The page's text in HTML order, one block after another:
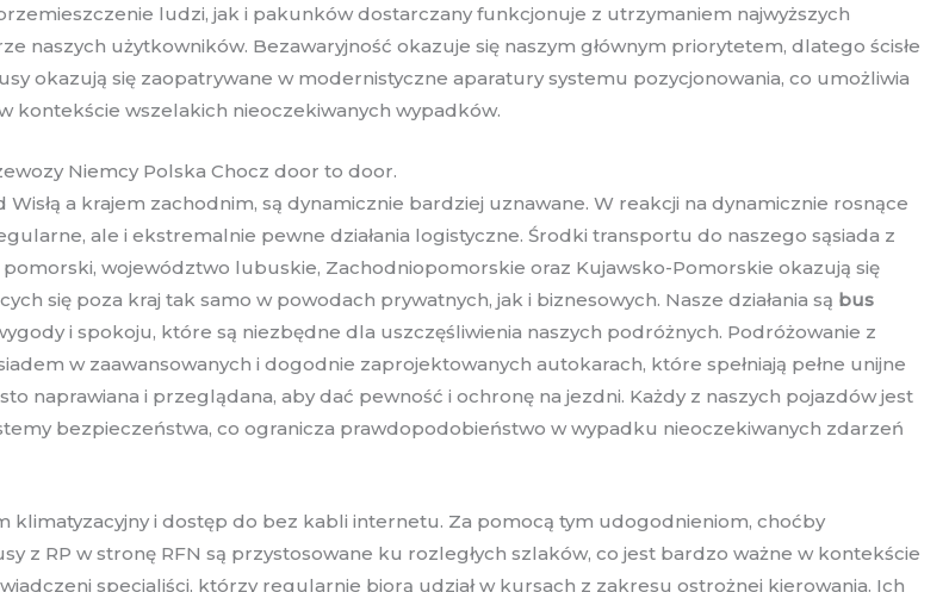
ludzi, jak i pakunków dostarczany funkcjonuje z utrzymaniem najwyższych
naszych użytkowników. Bezawaryjność okazuje się naszym głównym priorytetem, dlatego ścisłe
okazują się zaopatrywane w modernistyczne aparatury systemu pozycjonowania, co umożliwia
kontekście wszelakich nieoczekiwanych wypadków.
Niemcy Polska Chocz door to door.
a krajem zachodnim, są dynamicznie bardziej uznawane. W reakcji na dynamicznie rosnące
ale i ekstremalnie pewne działania logistyczne. Środki transportu do naszego sąsiada z
województwo lubuskie, Zachodniopomorskie oraz Kujawsko-Pomorskie okazują się
się poza kraj tak samo w powodach prywatnych, jak i biznesowych. Nasze działania są bus
i spokoju, które są niezbędne dla uszczęśliwienia naszych podróżnych. Podróżowanie z
w zaawansowanych i dogodnie zaprojektowanych autokarach, które spełniają pełne unijne
naprawiana i przeglądana, aby dać pewność i ochronę na jezdni. Każdy z naszych pojazdów jest
bezpieczeństwa, co ogranicza prawdopodobieństwo w wypadku nieoczekiwanych zdarzeń
i dostęp do bez kabli internetu. Za pomocą tym udogodnieniom, choćby
z RP w stronę RFN są przystosowane ku rozległych szlaków, co jest bardzo ważne w kontekście
specjaliści, którzy regularnie biorą udział w kursach z zakresu ostrożnej kierowania. Ich